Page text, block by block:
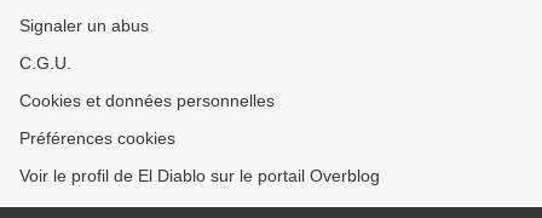
Signaler un abus
C.G.U.
Cookies et données personnelles
Préférences cookies
Voir le profil de El Diablo sur le portail Overblog